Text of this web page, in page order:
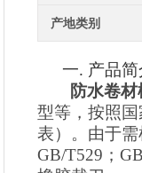
产地类别
一. 产品简
防水卷
型等，按照
表）。由于
GB/T529；